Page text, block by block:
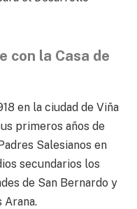
con la Casa de
en la ciudad de Viña
primeros años de
Salesianos en
secundarios los
de San Bernardo y
Arana.